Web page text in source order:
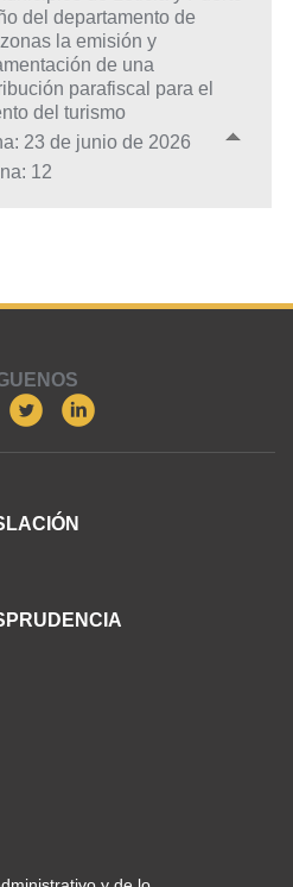
del departamento de
la emisión y
de una
parafiscal para el
del turismo
23 de junio de 2026
12